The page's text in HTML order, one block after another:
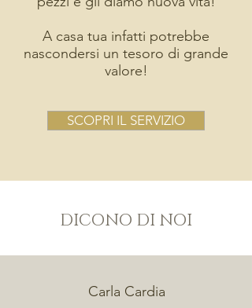
A casa tua infatti potrebbe
nascondersi un tesoro di grande
valore!
SCOPRI IL SERVIZIO
DICONO DI NOI
Carla Cardia